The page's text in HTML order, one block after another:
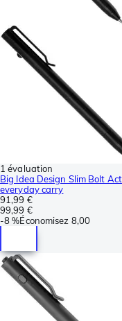
1 évaluation
Big Idea Design Slim Bolt
everyday carry
91,99 €
99,99 €
-8 %Économisez 8,00